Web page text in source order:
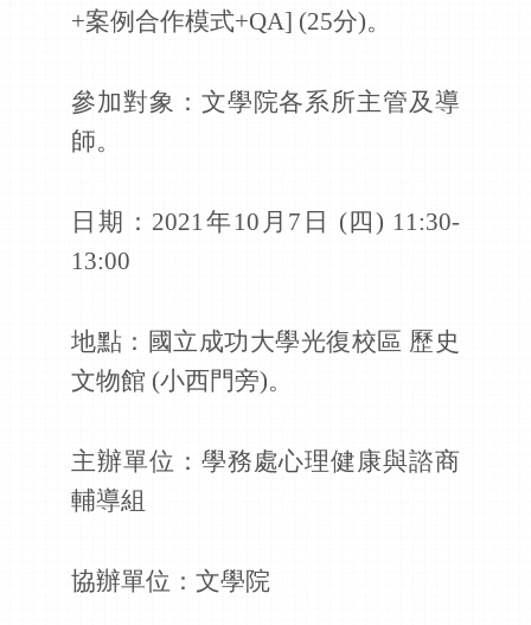
+案例合作模式+QA] (25分)。
參加對象：文學院各系所主管及導
師。
日期： 2021 年 10 月 7 日 (四) 11:30-
13:00
地點：國立成功大學光復校區 歷史
文物館 (小西門旁)。
主辦單位：學務處心理健康與諮商
輔導組
協辦單位：文學院